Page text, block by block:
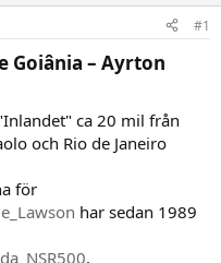
#1
Goiânia – Ayrton
ca 20 mil från
och Rio de Janeiro
för
har sedan 1989
.